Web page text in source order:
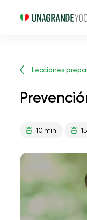
Lecciones
10 min